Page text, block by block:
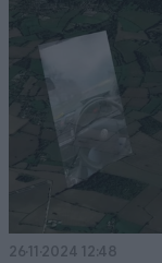
26·11·2024 12:48